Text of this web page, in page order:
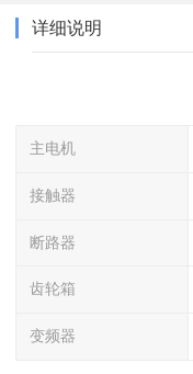
详细说明
主电机
接触器
断路器
齿轮箱
变频器